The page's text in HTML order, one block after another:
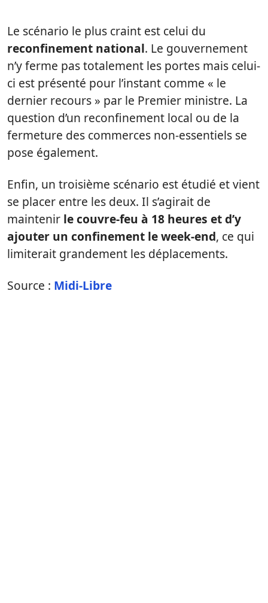
Le scénario le plus craint est celui du
reconfinement national. Le gouvernement
n’y ferme pas totalement les portes mais celui-
ci est présenté pour l’instant comme « le
dernier recours » par le Premier ministre. La
question d’un reconfinement local ou de la
fermeture des commerces non-essentiels se
pose également.
Enfin, un troisième scénario est étudié et vient
se placer entre les deux. Il s’agirait de
maintenir le couvre-feu à 18 heures et d’y
ajouter un confinement le week-end, ce qui
limiterait grandement les déplacements.
Source : Midi-Libre